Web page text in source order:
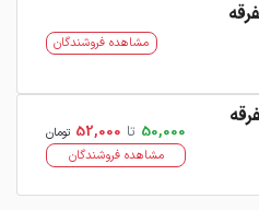
مشاهده فروشندگان
50,000 تا 52,000 تومان
مشاهده فروشندگان